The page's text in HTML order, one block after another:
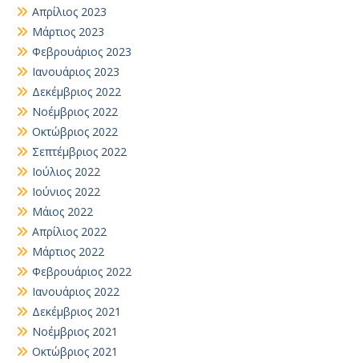
Απρίλιος 2023
Μάρτιος 2023
Φεβρουάριος 2023
Ιανουάριος 2023
Δεκέμβριος 2022
Νοέμβριος 2022
Οκτώβριος 2022
Σεπτέμβριος 2022
Ιούλιος 2022
Ιούνιος 2022
Μάιος 2022
Απρίλιος 2022
Μάρτιος 2022
Φεβρουάριος 2022
Ιανουάριος 2022
Δεκέμβριος 2021
Νοέμβριος 2021
Οκτώβριος 2021